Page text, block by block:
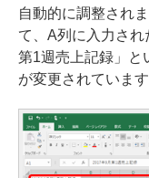
自動的に調整され
て、A列に入力さ
第1週売上記録」と
が変更されています